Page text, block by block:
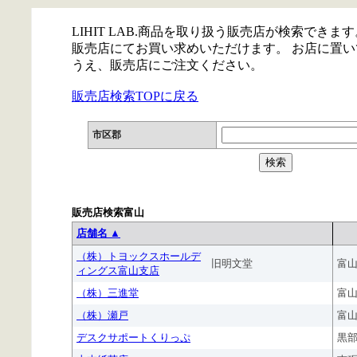
LIHIT LAB.商品を取り扱う販売店が検索できま
販売店にてお買い求めいただけます。 お店に置
うえ、販売店にご注文ください。
販売店検索TOPに戻る
市区郡
販売店検索富山
店舗名 ▲
（株）トヨックスホールデ
ィングス富山支店
旧明文堂 富
（株）三進堂
富
（株）瀬戸
富
デスクサポートくりっぷ
黒